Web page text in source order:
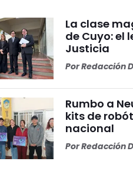
La clase
de Cuyo: el
Justicia
PorRedacción
Rumbo a
kits de
nacional
PorRedacción